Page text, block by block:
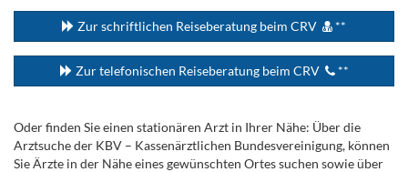
Zur schriftlichen Reiseberatung beim CRV **
Zur telefonischen Reiseberatung beim CRV **
Oder finden Sie einen stationären Arzt in Ihrer Nähe: Über die
Arztsuche der KBV – Kassenärztlichen Bundesvereinigung, können
Sie Ärzte in der Nähe eines gewünschten Ortes suchen sowie über